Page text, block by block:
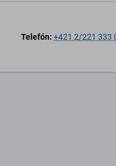
Telefón: +421 2/221 333